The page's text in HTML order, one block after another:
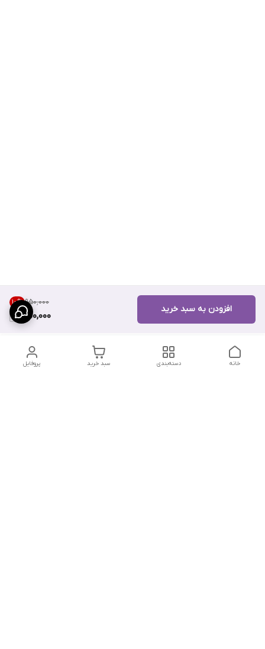
۹۵۰٬۰۰۰ 10%
850,000
افزودن به سبد خرید
پروفایل سبد خرید دسته‌بندی خانه